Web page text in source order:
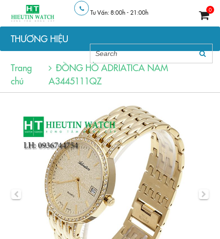
Tư Vấn: 8:00h - 21:00h 0
THƯƠNG HIỆU
Trang
chủ
ĐỒNG HỒ ADRIATICA NAM
A3445111QZ